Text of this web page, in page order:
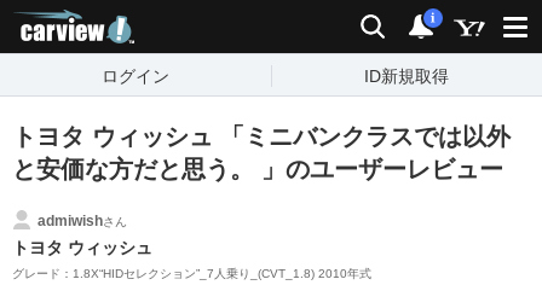
検索 通知
i
ログイン ID新規取得
トヨタ ウィッシュ 「ミニバンクラスでは以外
と安価な方だと思う。 」のユーザーレビュー
admiwishさん
トヨタ ウィッシュ
グレード：1.8X“HIDセレクション”_7人乗り_(CVT_1.8) 2010年式